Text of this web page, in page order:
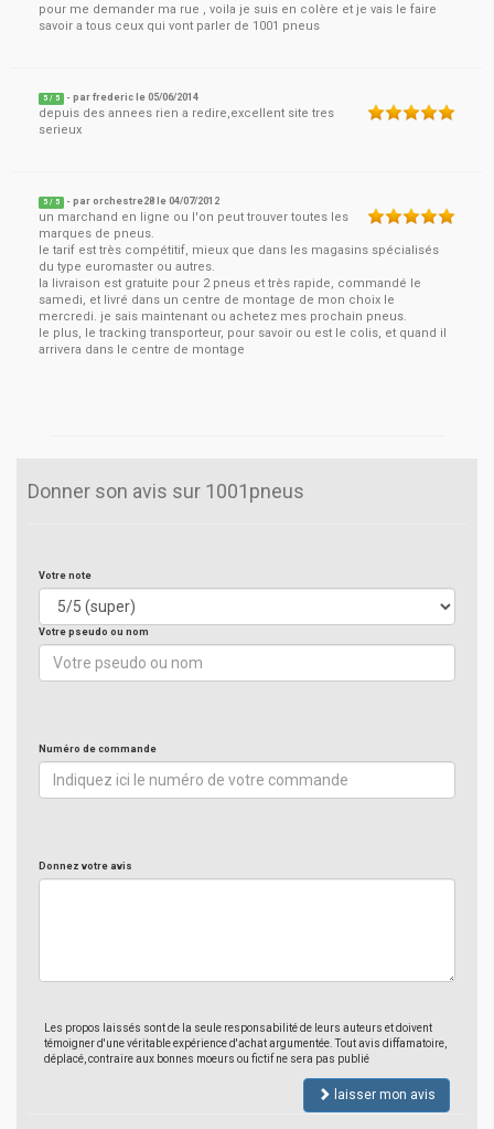
pour me demander ma rue , voila je suis en colère et je vais le faire
savoir a tous ceux qui vont parler de 1001 pneus
5 / 5 - parfrederic le05/06/2014
depuis des annees rien a redire,excellent site tres
serieux
5 / 5 - parorchestre28 le04/07/2012
un marchand en ligne ou l'on peut trouver toutes les
marques de pneus.
le tarif est très compétitif, mieux que dans les magasins spécialisés
du type euromaster ou autres.
la livraison est gratuite pour 2 pneus et très rapide, commandé le
samedi, et livré dans un centre de montage de mon choix le
mercredi. je sais maintenant ou achetez mes prochain pneus.
le plus, le tracking transporteur, pour savoir ou est le colis, et quand il
arrivera dans le centre de montage
Donner son avis sur 1001pneus
Votre note
Votre pseudo ou nom
Numéro de commande
Donnez votre avis
Les propos laissés sont de la seule responsabilité de leurs auteurs et doivent
témoigner d'une véritable expérience d'achat argumentée. Tout avis diffamatoire,
déplacé, contraire aux bonnes moeurs ou fictif ne sera pas publié
laisser mon avis